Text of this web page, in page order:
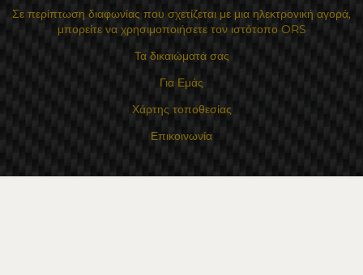
Σε περίπτωση διαφωνίας που σχετίζεται με μια ηλεκτρονική αγορά,
μπορείτε να χρησιμοποιήσετε τον ιστότοπο ORS
Τα δικαιώματά σας
Για Εμάς
Χάρτης τοποθεσίας
Επικοινωνία